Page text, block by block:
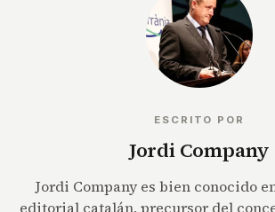
ESCRITO POR
Jordi Company
Jordi Company es bien conocido
editorial catalán, precursor del